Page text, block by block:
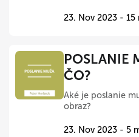
23. Nov 2023 - 15
POSLANIE
ČO?
Aké je poslanie
obraz?
23. Nov 2023 - 5